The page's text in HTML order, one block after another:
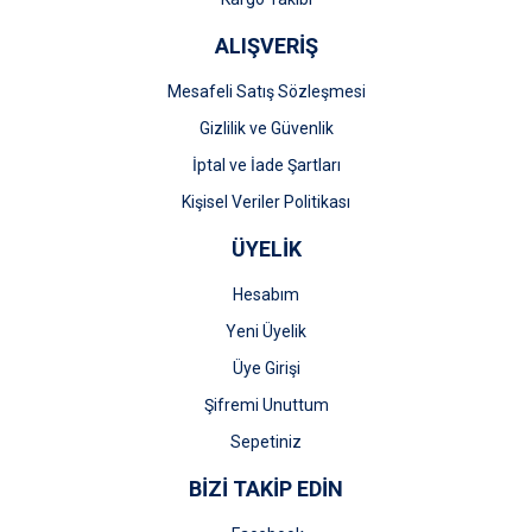
ALIŞVERİŞ
Mesafeli Satış Sözleşmesi
Gizlilik ve Güvenlik
İptal ve İade Şartları
Kişisel Veriler Politikası
ÜYELİK
Hesabım
Yeni Üyelik
Üye Girişi
Şifremi Unuttum
Sepetiniz
BİZİ TAKİP EDİN